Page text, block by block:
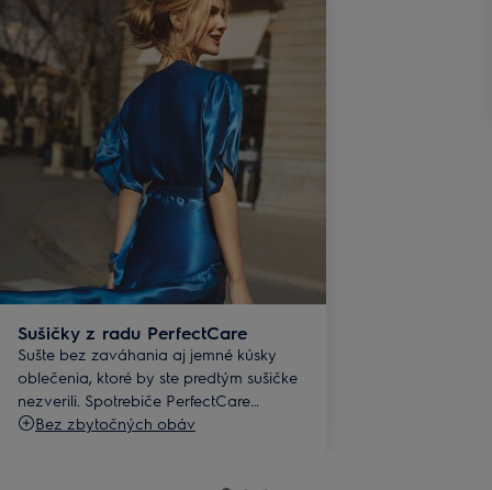
Sušičky z radu PerfectCare
Sušte bez zaváhania aj jemné kúsky
oblečenia, ktoré by ste predtým sušičke
nezverili. Spotrebiče PerfectCare
predĺžia životnosť vašich odevov.
Bez zbytočných obáv